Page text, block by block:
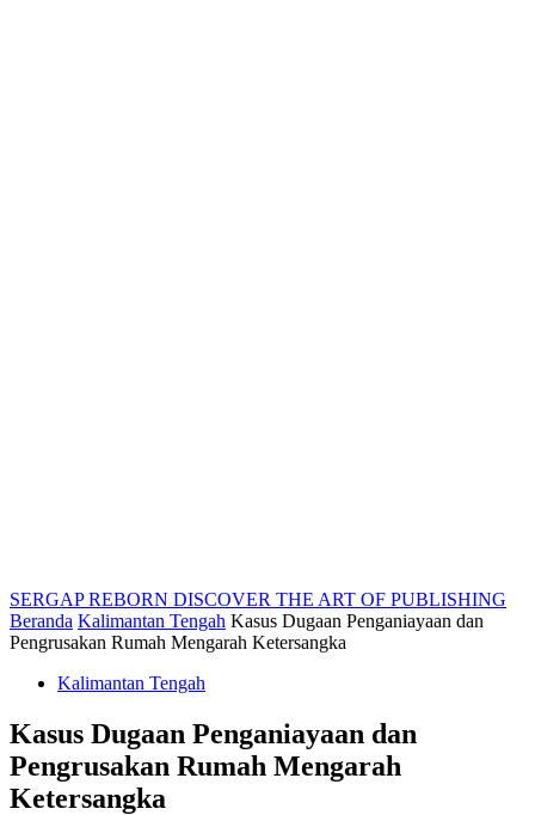
SERGAP REBORN DISCOVER THE ART OF PUBLISHING
Beranda Kalimantan Tengah Kasus Dugaan Penganiayaan dan
Pengrusakan Rumah Mengarah Ketersangka
Kalimantan Tengah
Kasus Dugaan Penganiayaan dan
Pengrusakan Rumah Mengarah
Ketersangka